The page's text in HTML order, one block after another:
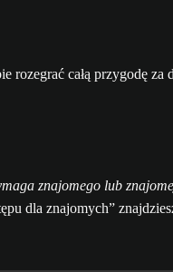
rozegrać całą przygodę
znajomego lub
dla znajomych”